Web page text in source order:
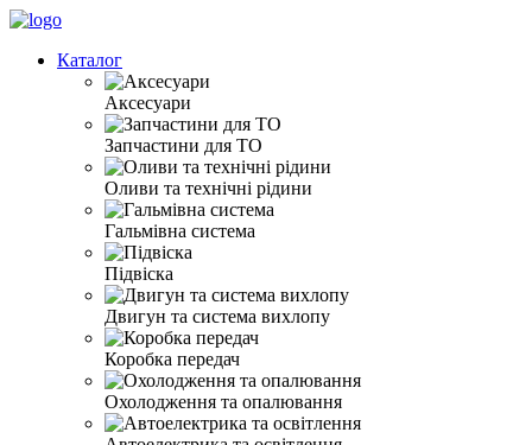
Каталог
Аксесуари
Запчастини для ТО
Оливи та технічні рідини
Гальмівна система
Підвіска
Двигун та система вихлопу
Коробка передач
Охолодження та опалювання